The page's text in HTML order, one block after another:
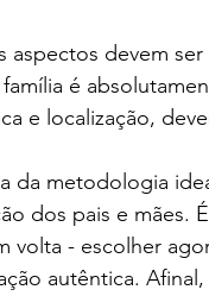
Rainha da Paz |
Sabin | SchoolAdvisor
devem
é
e localização,
da metodologia
dos pais e mães.
volta - escolher
autêntica.